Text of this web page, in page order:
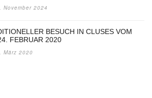
November 2024
BESUCH IN CLUSES VOM
FEBRUAR 2020
März 2020